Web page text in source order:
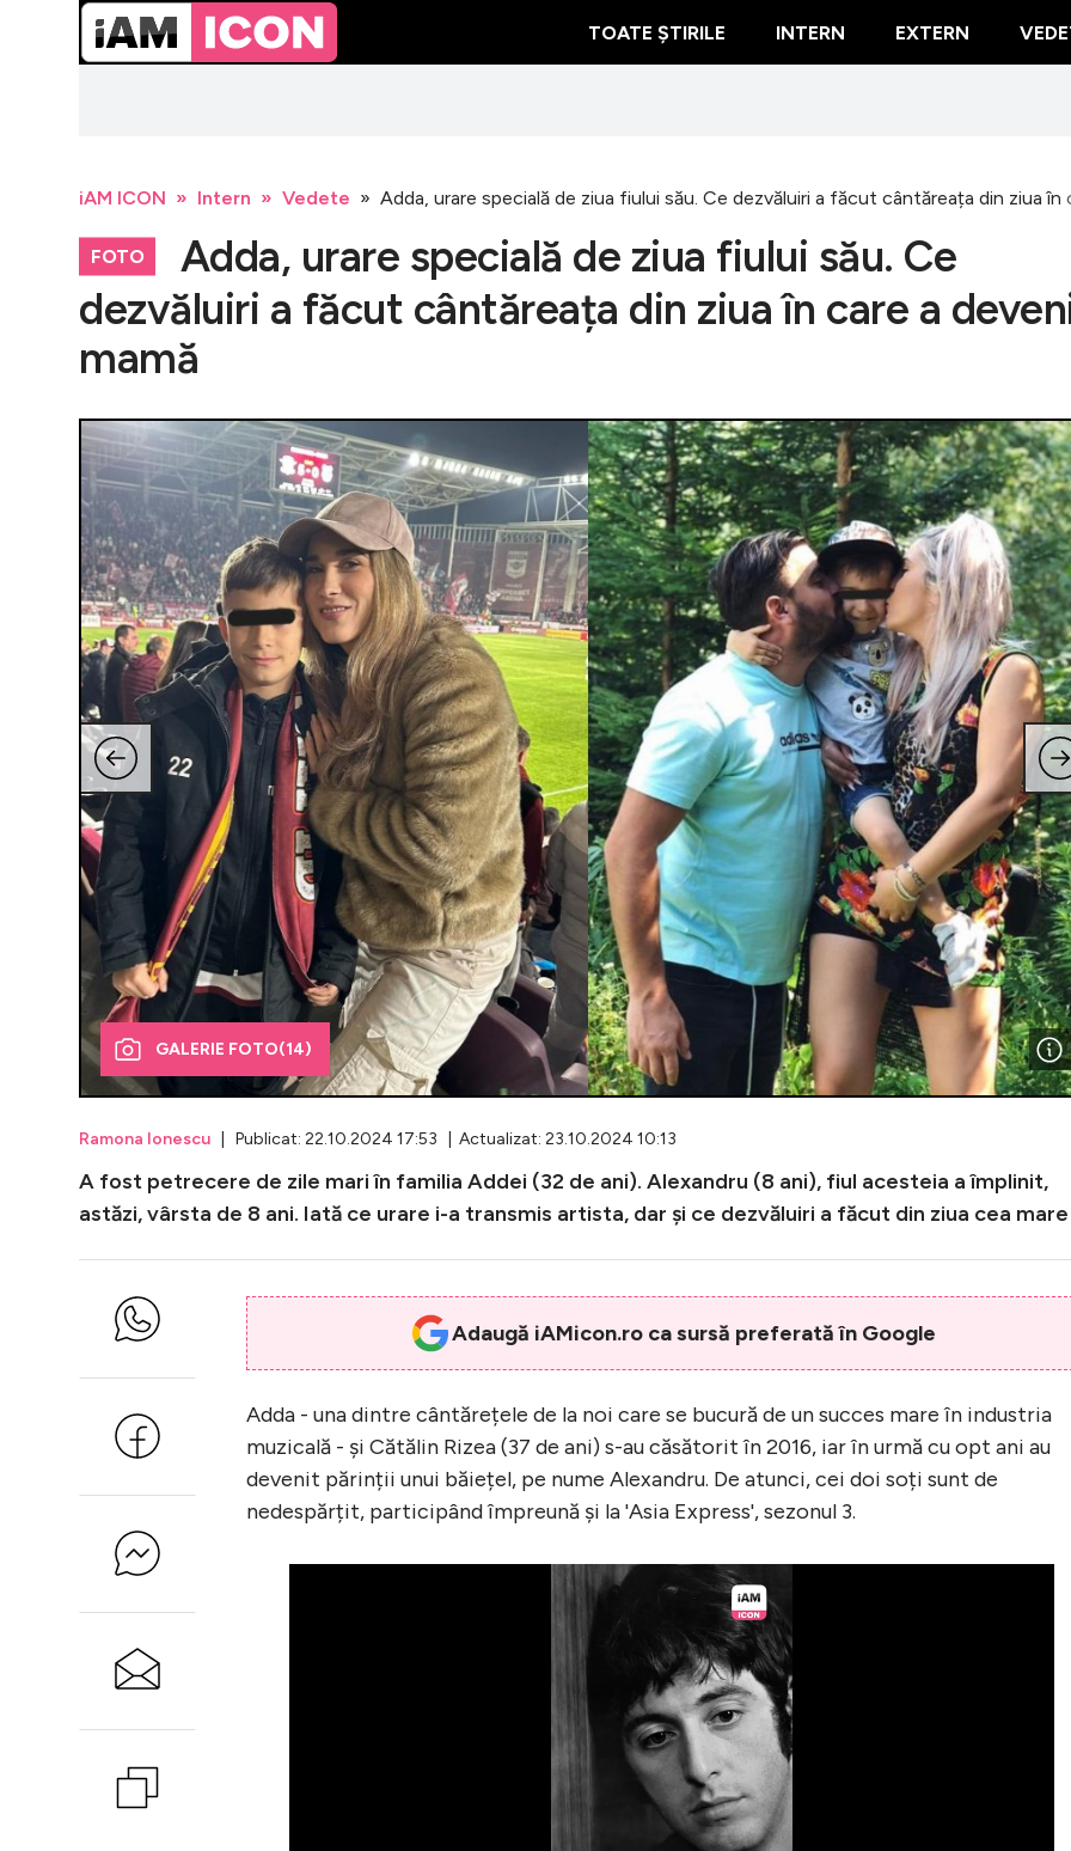
TOATE ȘTIRILE INTERN EXTERN
iAM ICON Intern Vedete Adda, urare specială de ziua fiului său. Ce dezvăluiri a făcut cântăreața din ziua în
FOTO
Adda, urare specială de ziua fiului său. Ce
dezvăluiri a făcut cântăreața din ziua în care a
mamă
GALERIE FOTO(14)
Ramona Ionescu | Publicat: 22.10.2024 17:53 | Actualizat: 23.10.2024 10:13
A fost petrecere de zile mari în familia Addei (32 de ani). Alexandru (8 ani), fiul acesteia a împlinit,
astăzi, vârsta de 8 ani. Iată ce urare i-a transmis artista, dar și ce dezvăluiri a făcut din ziua cea
Adaugă iAMicon.ro ca sursă preferată în Google
Adda - una dintre cântărețele de la noi care se bucură de un succes mare în industria
muzicală - și Cătălin Rizea (37 de ani) s-au căsătorit în 2016, iar în urmă cu opt ani au
devenit părinții unui băiețel, pe nume Alexandru. De atunci, cei doi soți sunt de
nedespărțit, participând împreună și la 'Asia Express', sezonul 3.